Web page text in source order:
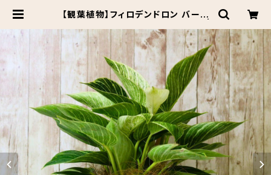
【観葉植物】フィロデンドロン バーキ
Botanical Market KARACO